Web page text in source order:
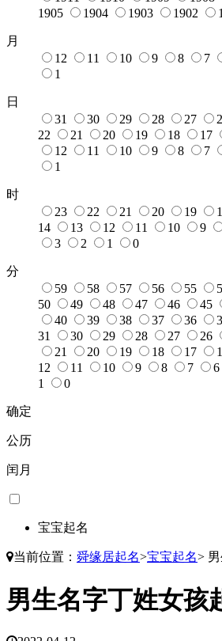
1905
1904 1903 1902
月
12
11 10 9 8 7
1
日
31
30 29 28 27
22
21 20 19 18 17
12
11 10 9 8 7
1
时
23
22 21 20 19
14
13 12 11 10 9
3
2 1 0
分
59
58 57 56 55
50
49 48 47 46 45
40
39 38 37 36
31
30 29 28 27 26
21
20 19 18 17
12
11 10 9 8 7 6
1
0
确定
公历
闰月
宝宝起名
当前位置： 舜缘居起名>宝宝起名>
男生名字丁姓女孩